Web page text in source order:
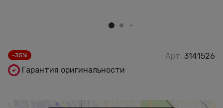
-35% Арт. 3141526
Гарантия оригинальности